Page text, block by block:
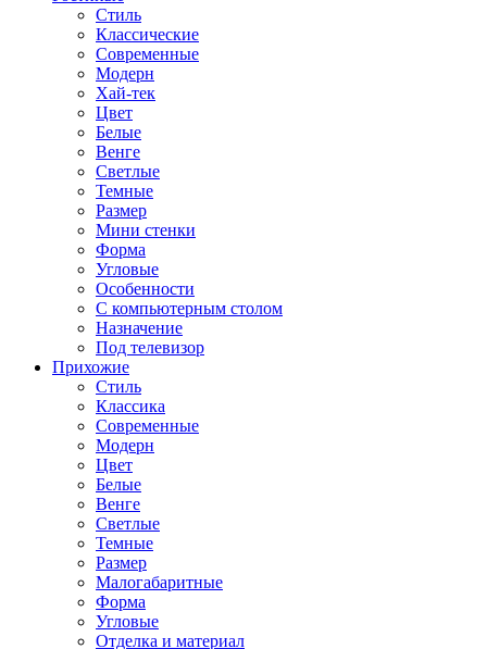
Стиль
Классические
Современные
Модерн
Хай-тек
Цвет
Белые
Венге
Светлые
Темные
Размер
Мини стенки
Форма
Угловые
Особенности
С компьютерным столом
Назначение
Под телевизор
Прихожие
Стиль
Классика
Современные
Модерн
Цвет
Белые
Венге
Светлые
Темные
Размер
Малогабаритные
Форма
Угловые
Отделка и материал